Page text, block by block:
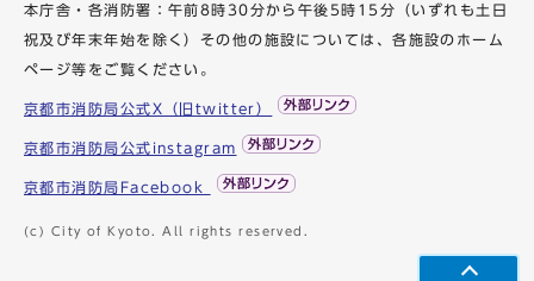
本庁舎・各消防署：午前8時30分から午後5時15分（いずれも土日
祝及び年末年始を除く）その他の施設については、各施設のホーム
ページ等をご覧ください。
京都市消防局公式X（旧twitter）
京都市消防局公式instagram
京都市消防局Facebook
(c) City of Kyoto. All rights reserved.